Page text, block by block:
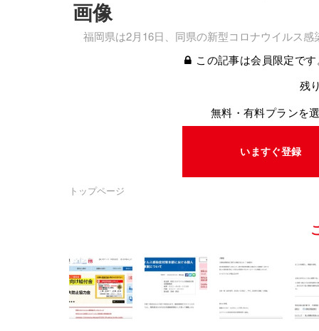
画像
福岡県は2月16日、同県の新型コロナウイルス
この記事は会員限定で
残
無料・有料プランを
いますぐ登録
トップページ